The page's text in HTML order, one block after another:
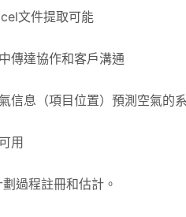
文件提取可能
傳達協作和客戶溝通
信息（項目位置）預測空氣的
用
過程註冊和估計。